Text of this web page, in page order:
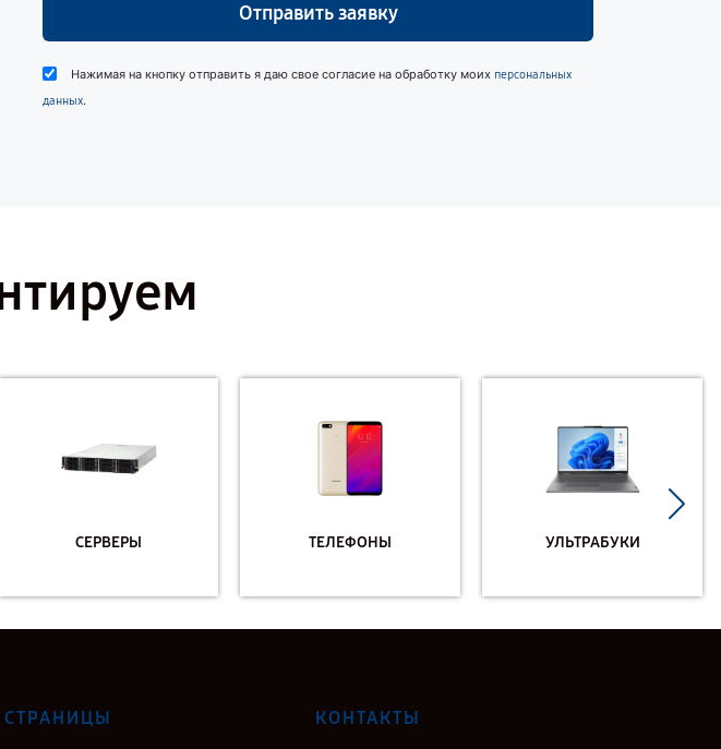
Отправить заявку
Нажимая на кнопку отправить я даю свое согласие на обработку моих персональных
данных.
СЕРВЕРЫ ТЕЛЕФОНЫ УЛЬТРАБУКИ
СТРАНИЦЫ КОНТАКТЫ